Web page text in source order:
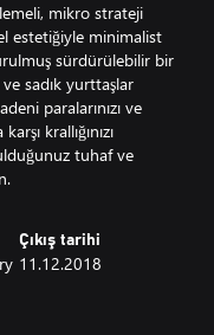
mikro strateji
estetiğiyle minimalist
sürdürülebilir bir
sadık yurttaşlar
paralarınızı ve
krallığınızı
tuhaf ve
Çıkış tarihi
11.12.2018